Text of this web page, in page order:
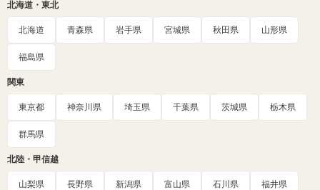
北海道・東北
北海道 青森県 岩手県 宮城県 秋田県 山形県
福島県
関東
東京都 神奈川県 埼玉県 千葉県 茨城県 栃木県
群馬県
北陸・甲信越
山梨県 長野県 新潟県 富山県 石川県 福井県